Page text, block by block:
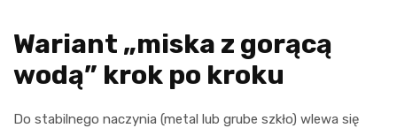
Wariant „miska z gorącą
wodą” krok po kroku
Do stabilnego naczynia (metal lub grube szkło) wlewa się